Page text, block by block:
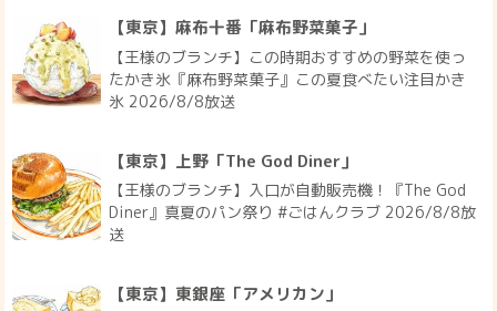
【東京】麻布十番「麻布野菜菓子」
【王様のブランチ】この時期おすすめの野菜を使っ
たかき氷『麻布野菜菓子』この夏食べたい注目かき
氷 2026/8/8放送
【東京】上野「The God Diner」
【王様のブランチ】入口が自動販売機！『The God
Diner』真夏のパン祭り #ごはんクラブ 2026/8/8放
送
【東京】東銀座「アメリカン」